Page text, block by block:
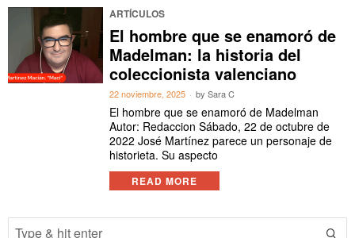
ARTÍCULOS
El hombre que se enamoró de
Madelman: la historia del
coleccionista valenciano
22 noviembre, 2025 bySara C
El hombre que se enamoró de Madelman
Autor: Redaccion Sábado, 22 de octubre de
2022 José Martínez parece un personaje de
historieta. Su aspecto
READ MORE